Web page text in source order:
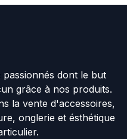
passionnés dont le but
grâce à nos produits.
la vente d'accessoires,
onglerie et ésthétique